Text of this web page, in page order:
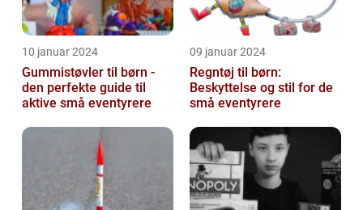
10 januar 2024
Gummistøvler til børn -
den perfekte guide til
aktive små eventyrere
09 januar 2024
Regntøj til børn:
Beskyttelse og stil for de
små eventyrere